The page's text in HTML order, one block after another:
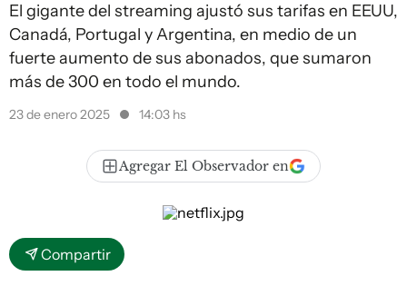
El gigante del streaming ajustó sus tarifas en EEUU,
Canadá, Portugal y Argentina, en medio de un
fuerte aumento de sus abonados, que sumaron
más de 300 en todo el mundo.
23 de enero 2025 14:03 hs
Agregar El Observador en
Compartir